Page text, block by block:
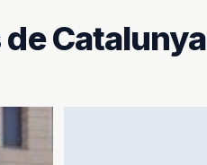
Catalunya